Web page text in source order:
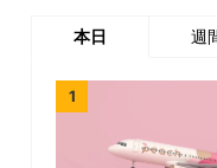
本日 週